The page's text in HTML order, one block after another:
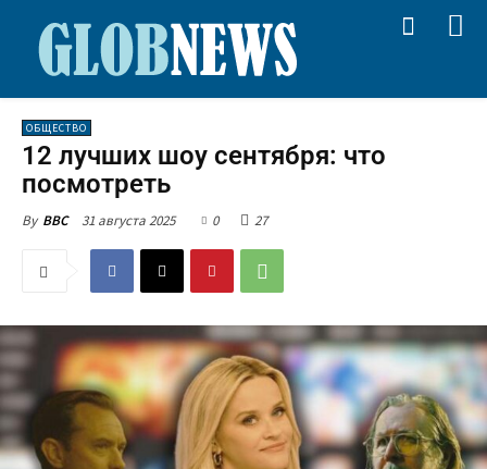
ОБЩЕСТВО
12 лучших шоу сентября: что
посмотреть
By BBC 31 августа 2025 0 27